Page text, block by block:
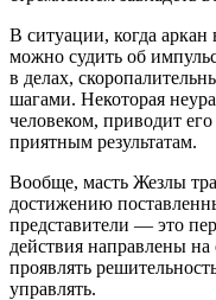
В ситуации, когда
можно судить об
в делах,
шагами. Некоторая
человеком, приводит
приятным результатам.
Вообще, масть Жезлы
достижению
представители — это
действия направлены
проявлять
управлять.